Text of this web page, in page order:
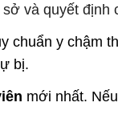
và quyết
chuẩn y chậm
bị.
mới nhất.